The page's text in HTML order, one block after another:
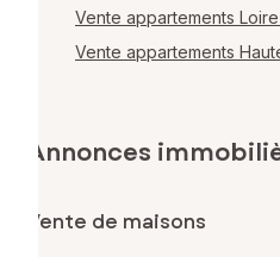
Vente appartements
Vente appartements
Annonces
Vente de maisons